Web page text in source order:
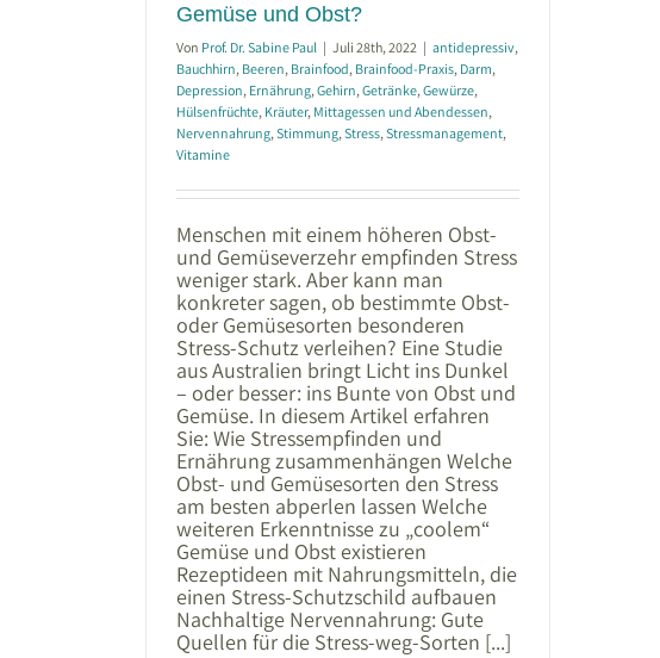
Gemüse und Obst?
Von Prof. Dr. Sabine Paul | Juli 28th, 2022 | antidepressiv,
Bauchhirn, Beeren, Brainfood, Brainfood-Praxis, Darm,
Depression, Ernährung,Gehirn,Getränke,Gewürze,
Hülsenfrüchte, Kräuter, Mittagessen und Abendessen,
Nervennahrung,Stimmung,Stress,Stressmanagement,
Vitamine
Menschen mit einem höheren Obst-
und Gemüseverzehr empfinden Stress
weniger stark. Aber kann man
konkreter sagen, ob bestimmte Obst-
oder Gemüsesorten besonderen
Stress-Schutz verleihen? Eine Studie
aus Australien bringt Licht ins Dunkel
– oder besser: ins Bunte von Obst und
Gemüse. In diesem Artikel erfahren
Sie: Wie Stressempfinden und
Ernährung zusammenhängen Welche
Obst- und Gemüsesorten den Stress
am besten abperlen lassen Welche
weiteren Erkenntnisse zu „coolem“
Gemüse und Obst existieren
Rezeptideen mit Nahrungsmitteln, die
einen Stress-Schutzschild aufbauen
Nachhaltige Nervennahrung: Gute
Quellen für die Stress-weg-Sorten [...]